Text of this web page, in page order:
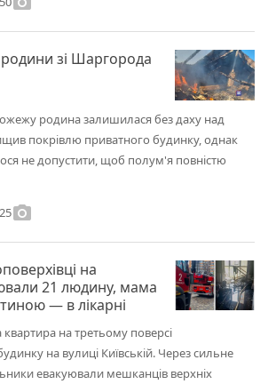
зі Шаргорода
родина залишилася без даху над
покрівлю приватного будинку, однак
не допустити, щоб полум'я повністю
photo_camera
на
21 людину, мама
— в лікарні
квартира на третьому поверсі
на вулиці Київській. Через сильне
евакуювали мешканців верхніх